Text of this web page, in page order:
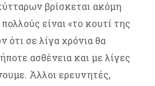
βρίσκεται ακόμη
είναι «το κουτί της
ότι σε λίγα χρόνια θα
ασθένεια και με λίγες
Άλλοι ερευνητές,